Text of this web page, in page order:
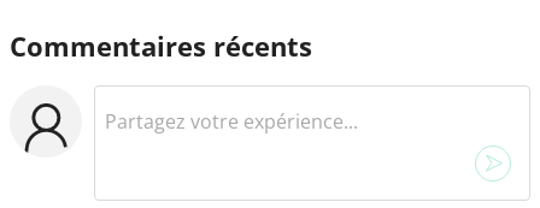
Commentaires récents